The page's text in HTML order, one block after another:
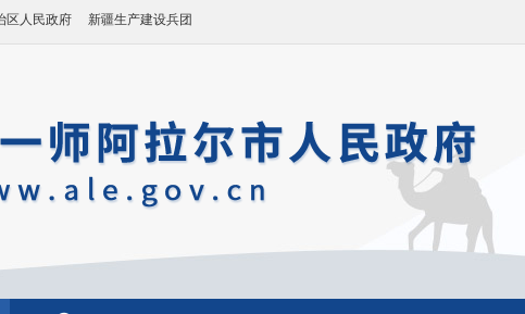
区人民政府 新疆生产建设兵团